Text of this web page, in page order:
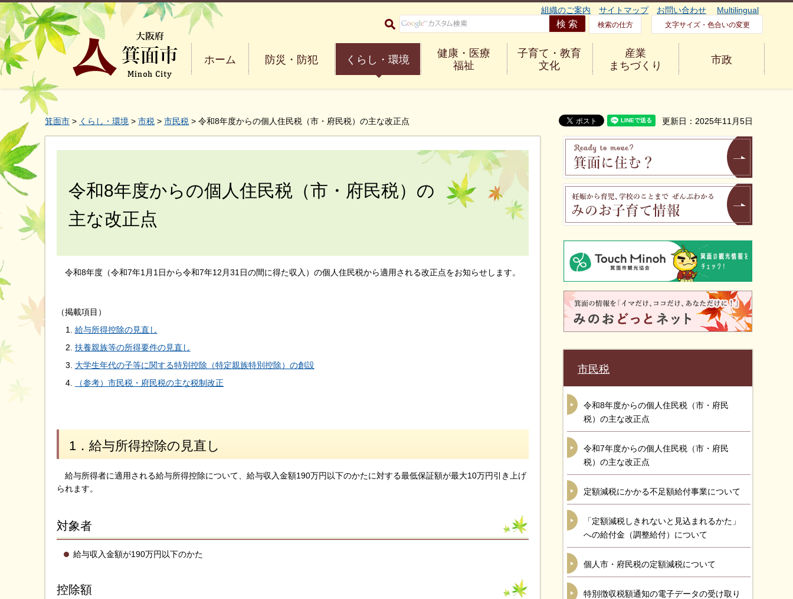
大阪府箕面市 Minoh City
組織のご案内 サイトマップ お問い合わせ Multilingual
検索の仕方 文字サイズ・色合いの変更
ホーム 防災・防犯 くらし・環境
健康・医療
福祉
子育て・教育
文化
産業
まちづくり
市政
箕面市 > くらし・環境 > 市税 > 市民税 > 令和8年度からの個人住民税（市・府民税）の主な改正点 更新日：2025年11月5日
令和8年度からの個人住民税（市・府民税）の
主な改正点
令和8年度（令和7年1月1日から令和7年12月31日の間に得た収入）の個人住民税から適用される改正点をお知らせします。
（掲載項目）
給与所得控除の見直し
扶養親族等の所得要件の見直し
大学生年代の子等に関する特別控除（特定親族特別控除）の創設
（参考）市民税・府民税の主な税制改正
1．給与所得控除の見直し
給与所得者に適用される給与所得控除について、給与収入金額190万円以下のかたに対する最低保証額が最大10万円引き上げ
られます。
対象者
給与収入金額が190万円以下のかた
控除額
市民税
令和8年度からの個人住民税（市・府民
税）の主な改正点
令和7年度からの個人住民税（市・府民
税）の主な改正点
定額減税にかかる不足額給付事業について
「定額減税しきれないと見込まれるかた」
への給付金（調整給付）について
個人市・府民税の定額減税について
特別徴収税額通知の電子データの受け取り